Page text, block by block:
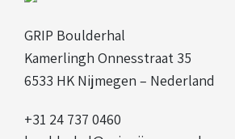
GRIP Boulderhal
Kamerlingh Onnesstraat 35
6533 HK Nijmegen – Nederland
+31 24 737 0460